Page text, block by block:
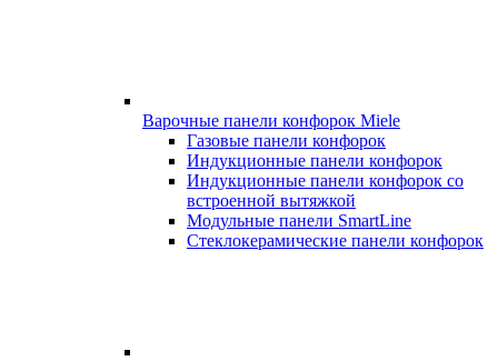
Варочные панели конфорок Miele
Газовые панели конфорок
Индукционные панели конфорок
Индукционные панели конфорок со
встроенной вытяжкой
Модульные панели SmartLine
Стеклокерамические панели конфорок